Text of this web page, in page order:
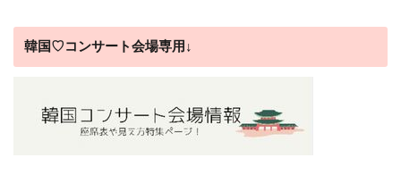
韓国♡コンサート会場専用↓